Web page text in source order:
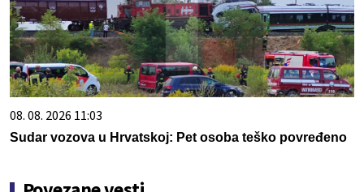
08. 08. 2026 11:03
Sudar vozova u Hrvatskoj: Pet osoba teško povređeno